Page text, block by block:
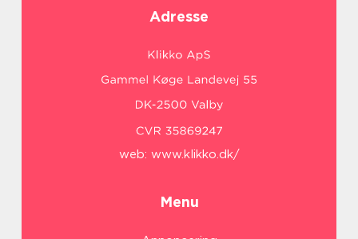
Adresse
web: www.klikko.dk/
Menu